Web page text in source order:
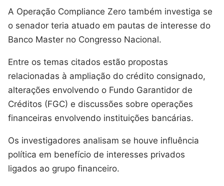
A Operação Compliance Zero também investiga se
o senador teria atuado em pautas de interesse do
Banco Master no Congresso Nacional.
Entre os temas citados estão propostas
relacionadas à ampliação do crédito consignado,
alterações envolvendo o Fundo Garantidor de
Créditos (FGC) e discussões sobre operações
financeiras envolvendo instituições bancárias.
Os investigadores analisam se houve influência
política em benefício de interesses privados
ligados ao grupo financeiro.